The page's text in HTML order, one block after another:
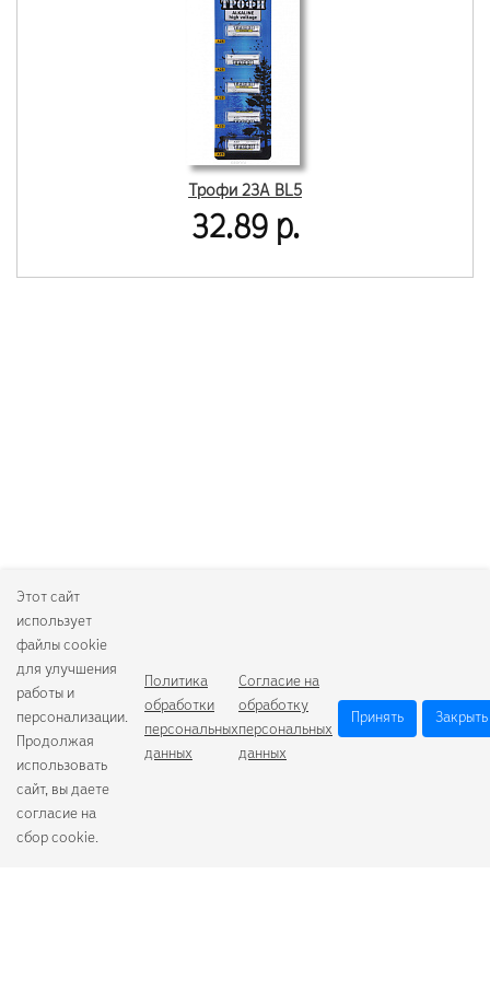
Трофи 23A BL5
32.89 р.
Этот сайт
использует
файлы cookie
для улучшения
работы и
персонализации.
Продолжая
использовать
сайт, вы даете
согласие на
сбор cookie.
Политика
обработки
персональных
данных
Согласие на
обработку
персональных
данных
Принять Закрыть